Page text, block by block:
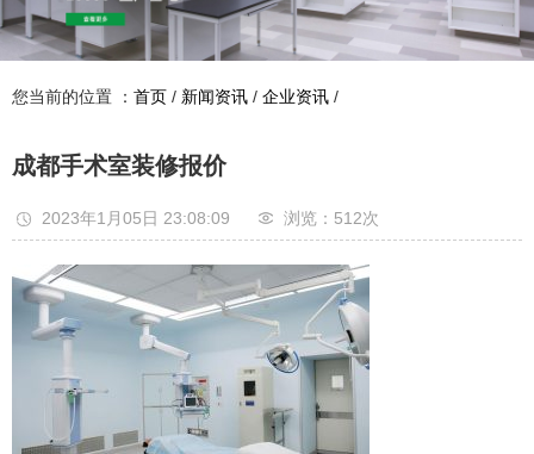
您当前的位置 ： 首页 / 新闻资讯 / 企业资讯 /
成都手术室装修报价
2023年1月05日 23:08:09 浏览：512次